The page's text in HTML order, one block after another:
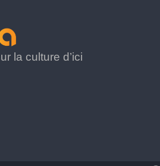
la culture d’ici